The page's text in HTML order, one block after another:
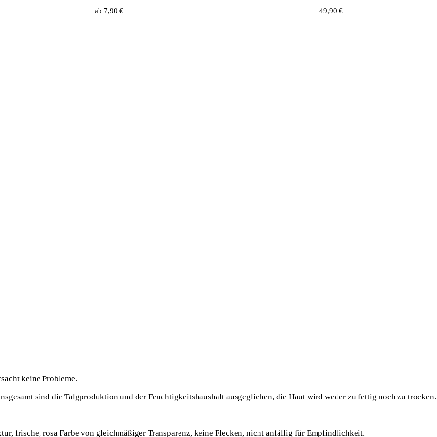
ab 7,90€ 49,90 €
kei­ne Probleme.
sind die Talg­pro­duk­ti­on und der Feuch­tig­keits­haus­halt aus­ge­gli­chen, die Haut wird weder zu fet­tig noch zu trocken.
fri­sche, rosa Far­be von gleich­mä­ßi­ger Trans­pa­renz, kei­ne Fle­cken, nicht anfäl­lig für Empfindlichkeit.